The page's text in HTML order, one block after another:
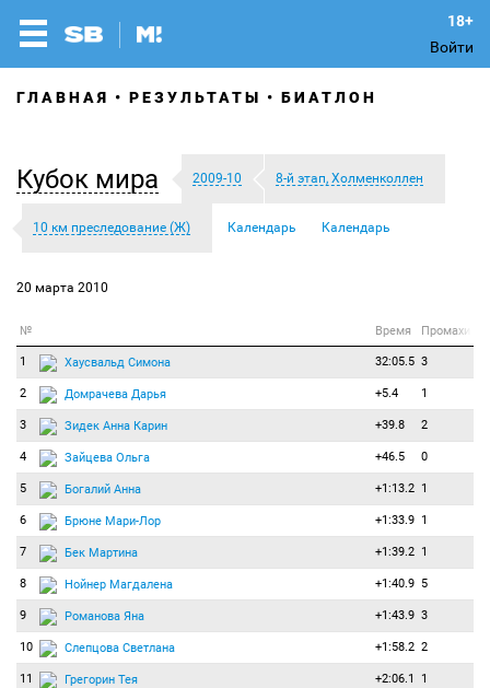
Войти
ГЛАВНАЯ РЕЗУЛЬТАТЫ БИАТЛОН
Кубок мира 2009-10 8-й этап, Холменколлен
10 км преследование (Ж) Календарь Календарь
20 марта 2010
№ Время Промахи
1 Хаусвальд Симона 32:05.5 3
2 Домрачева Дарья +5.4 1
3 Зидек Анна Карин +39.8 2
4 Зайцева Ольга +46.5 0
5 Богалий Анна +1:13.2 1
6 Брюне Мари-Лор +1:33.9 1
7 Бек Мартина +1:39.2 1
8 Нойнер Магдалена +1:40.9 5
9 Романова Яна +1:43.9 3
10 Слепцова Светлана +1:58.2 2
11 Грегорин Тея +2:06.1 1